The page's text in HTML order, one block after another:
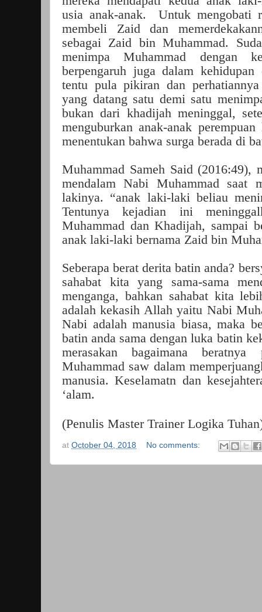
usia anak-anak. Untuk mengobati
membeli Zaid dan
sebagai Zaid bin Muhammad.
menimpa Muhammad dengan
berpengaruh juga dalam
tentu pula pikiran dan
yang datang satu demi satu
bukan dari khadijah meninggal,
menguburkan anak-anak
menentukan bahwa surga berada di
Muhammad Sameh Said (2016:49),
mendalam Nabi Muhammad saat
lakinya. “anak laki-laki beliau
Tentunya kejadian ini
Muhammad dan Khadijah, sampai
anak laki-laki bernama Zaid bin
Seberapa berat derita batin anda?
sahabat kita yang sama-sama
menganga, bahkan sahabat kita
adalah kekasih Allah yaitu Nabi
Nabi adalah manusia biasa, maka
batin anda sama dengan luka batin
merasakan bagaimana
Muhammad saw dalam
manusia. Keselamatn dan
‘alam.
(Penulis Master Trainer Logika
at October 04, 2018 No comments: